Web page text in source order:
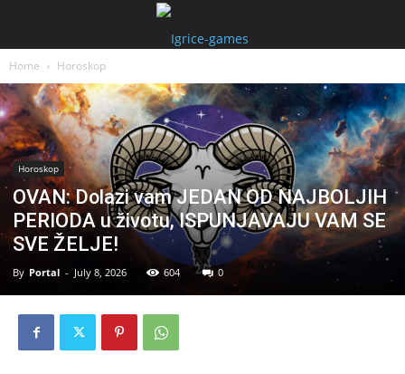
Home Horoskop
Horoskop
OVAN: Dolazi vam JEDAN OD NAJBOLJIH
PERIODA u životu, ISPUNJAVAJU VAM SE
SVE ŽELJE!
By Portal - July 8, 2026 604 0